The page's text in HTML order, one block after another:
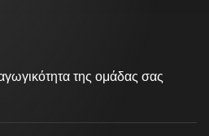
της ομάδας σας